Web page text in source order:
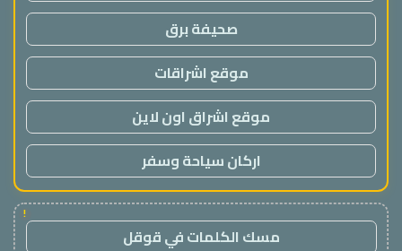
صحيفة برق
موقع اشراقات
موقع اشراق اون لاين
اركان سياحة وسفر
!
مسك الكلمات في قوقل